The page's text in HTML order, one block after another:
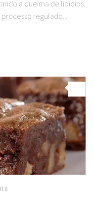
a queima de lipídios.
regulado...